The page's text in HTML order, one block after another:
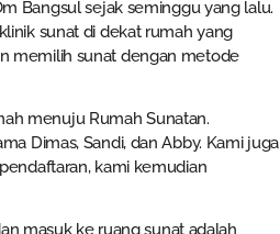
Bangsul sejak seminggu yang lalu.
sunat di dekat rumah yang
memilih sunat dengan metode
menuju Rumah Sunatan.
Dimas, Sandi, dan Abby. Kami juga
kami kemudian
masuk ke ruang sunat adalah